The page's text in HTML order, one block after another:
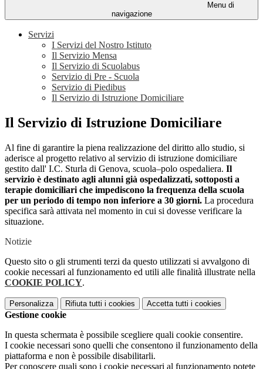
Menu di
navigazione
Servizi
I Servizi del Nostro Istituto
Il Servizio Mensa
Il Servizio di Scuolabus
Servizio di Pre - Scuola
Servizio di Piedibus
Il Servizio di Istruzione Domiciliare
Il Servizio di Istruzione Domiciliare
Al fine di garantire la piena realizzazione del diritto allo studio, si
aderisce al progetto relativo al servizio di istruzione domiciliare
gestito dall' I.C. Sturla di Genova, scuola–polo ospedaliera. Il
servizio è destinato agli alunni già ospedalizzati, sottoposti a
terapie domiciliari che impediscono la frequenza della scuola
per un periodo di tempo non inferiore a 30 giorni. La procedura
specifica sarà attivata nel momento in cui si dovesse verificare la
situazione.
Notizie
Questo sito o gli strumenti terzi da questo utilizzati si avvalgono di
cookie necessari al funzionamento ed utili alle finalità illustrate nella
COOKIE POLICY.
Personalizza Rifiuta tutti i cookies Accetta tutti i cookies
Gestione cookie
In questa schermata è possibile scegliere quali cookie consentire.
I cookie necessari sono quelli che consentono il funzionamento della
piattaforma e non è possibile disabilitarli.
Per conoscere quali sono i cookie necessari al funzionamento potete